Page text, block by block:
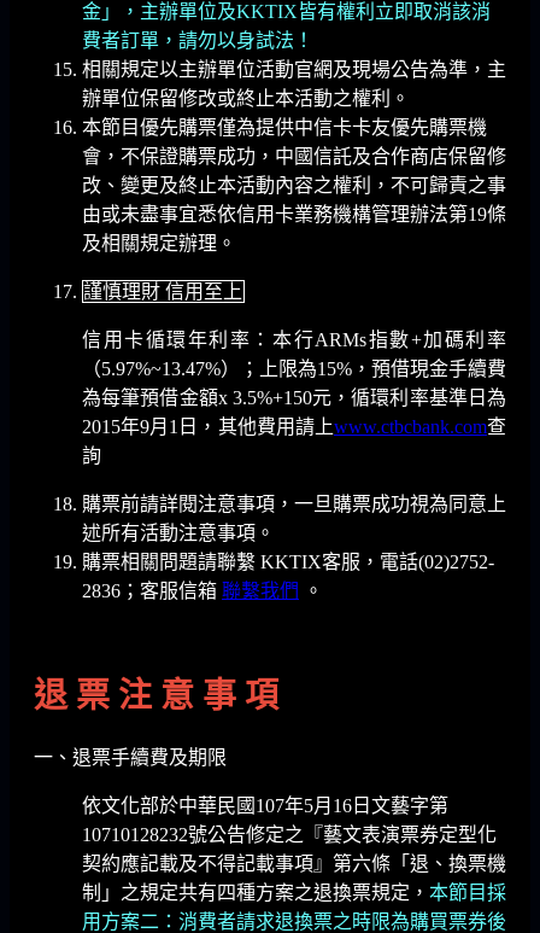
金」，主辦單位及KKTIX皆有權利立即取消該消
費者訂單，請勿以身試法！
相關規定以主辦單位活動官網及現場公告為準，主
辦單位保留修改或終止本活動之權利。
本節目優先購票僅為提供中信卡卡友優先購票機
會，不保證購票成功，中國信託及合作商店保留修
改、變更及終止本活動內容之權利，不可歸責之事
由或未盡事宜悉依信用卡業務機構管理辦法第19條
及相關規定辦理。
謹慎理財 信用至上
信用卡循環年利率：本行ARMs指數+加碼利率
（5.97%~13.47%）；上限為15%，預借現金手續費
為每筆預借金額x 3.5%+150元，循環利率基準日為
2015年9月1日，其他費用請上www.ctbcbank.com查
詢
購票前請詳閱注意事項，一旦購票成功視為同意上
述所有活動注意事項。
購票相關問題請聯繫 KKTIX客服，電話(02)2752-
2836；客服信箱 聯繫我們 。
退 票 注 意 事 項
一、退票手續費及期限
依文化部於中華民國107年5月16日文藝字第
10710128232號公告修定之『藝文表演票券定型化
契約應記載及不得記載事項』第六條「退、換票機
制」之規定共有四種方案之退換票規定， 本節目採
用方案二：消費者請求退換票之時限為購買票券後